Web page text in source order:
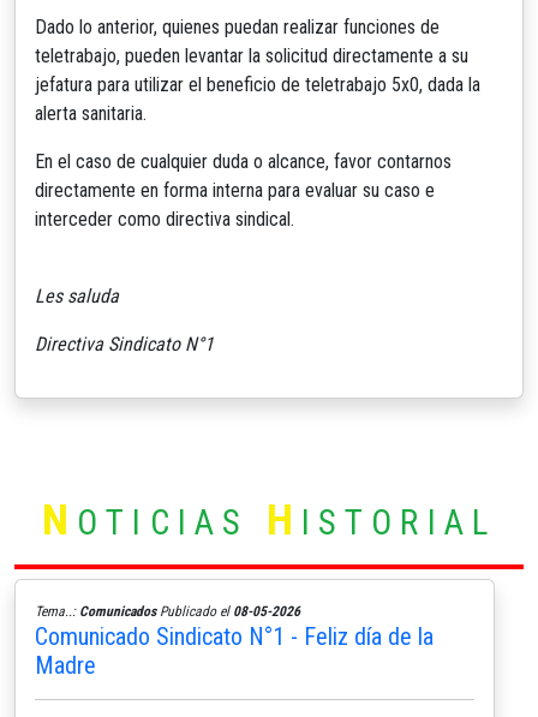
Dado lo anterior, quienes puedan realizar funciones de
teletrabajo, pueden levantar la solicitud directamente a su
jefatura para utilizar el beneficio de teletrabajo 5x0, dada la
alerta sanitaria.
En el caso de cualquier duda o alcance, favor contarnos
directamente en forma interna para evaluar su caso e
interceder como directiva sindical.
Les saluda
Directiva Sindicato N°1
N OTICIAS H ISTORIAL
Tema..: ComunicadosPublicado el 08-05-2026
Comunicado Sindicato N°1 - Feliz día de la
Madre